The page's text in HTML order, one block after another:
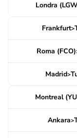
Londra
Frankfurt>
Roma (FCO)
Madrid>
Montreal
Ankara>